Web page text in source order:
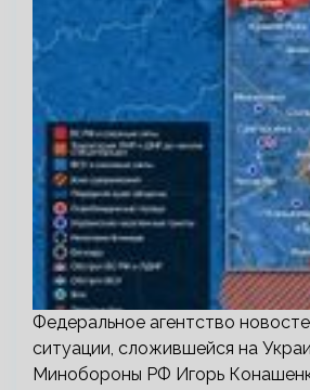
Федеральное агентство
ситуации, сложившейся на
Минобороны РФ Игорь